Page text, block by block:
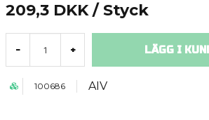
209,3 DKK / Styck
- + LÄGG I
100686 AIV